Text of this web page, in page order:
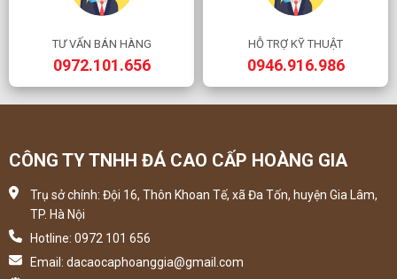
TƯ VẤN BÁN HÀNG
0972.101.656
HỖ TRỢ KỸ THUẬT
0946.916.986
CÔNG TY TNHH ĐÁ CAO CẤP HOÀNG GIA
Trụ sở chính: Đội 16, Thôn Khoan Tế, xã Đa Tốn, huyện Gia Lâm,
TP. Hà Nội
Hotline: 0972 101 656
Email: dacaocaphoanggia@gmail.com